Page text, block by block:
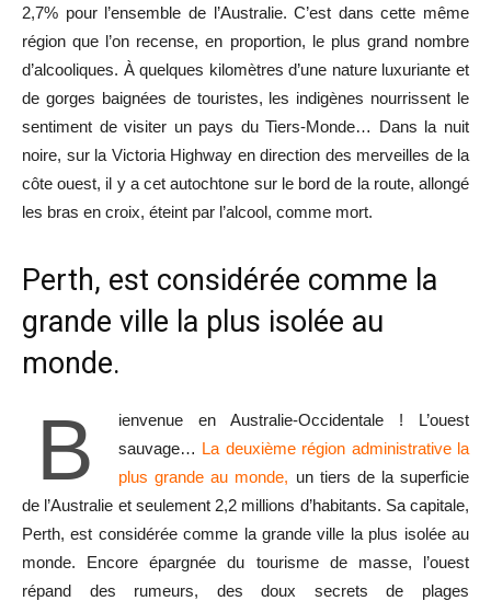
2,7% pour l’ensemble de l’Australie. C’est dans cette même
région que l’on recense, en proportion, le plus grand nombre
d’alcooliques. À quelques kilomètres d’une nature luxuriante et
de gorges baignées de touristes, les indigènes nourrissent le
sentiment de visiter un pays du Tiers-Monde… Dans la nuit
noire, sur la Victoria Highway en direction des merveilles de la
côte ouest, il y a cet autochtone sur le bord de la route, allongé
les bras en croix, éteint par l’alcool, comme mort.
Perth, est considérée comme la
grande ville la plus isolée au
monde.
B
ienvenue en Australie-Occidentale ! L’ouest
sauvage… La deuxième région administrative la
plus grande au monde, un tiers de la superficie
de l’Australie et seulement 2,2 millions d’habitants. Sa capitale,
Perth, est considérée comme la grande ville la plus isolée au
monde. Encore épargnée du tourisme de masse, l’ouest
répand des rumeurs, des doux secrets de plages